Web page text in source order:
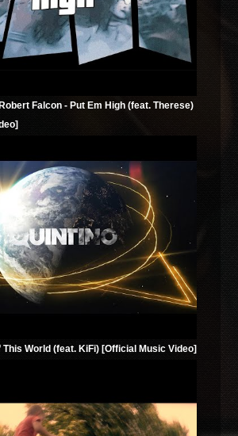
Falcon - Put Em High (feat. Therese)
This World (feat. KiFi) [Official Music Video]